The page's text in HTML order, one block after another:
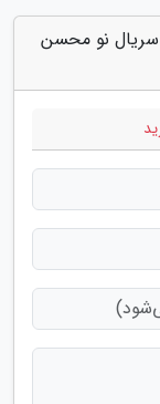
سریال نو محسن